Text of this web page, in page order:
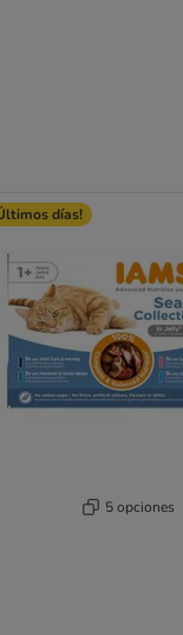
días!
5 opciones